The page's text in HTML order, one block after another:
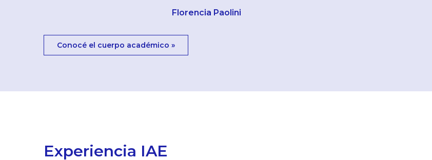
Florencia Paolini
Conocé el cuerpo académico »
Experiencia IAE